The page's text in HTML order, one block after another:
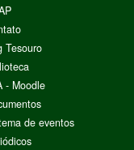
Tesouro
- Moodle
de eventos